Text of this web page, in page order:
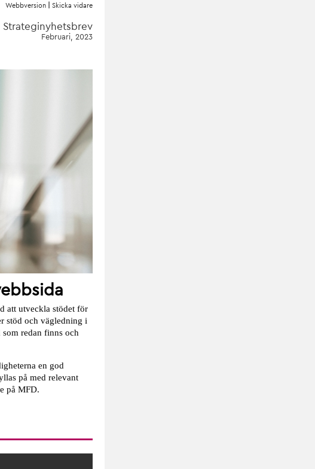
Webbversion Skicka vidare
Strateginyhetsbrev
Februari, 2023
att utveckla stödet för
stöd och vägledning i
redan finns och
en god
på med relevant
på MFD.